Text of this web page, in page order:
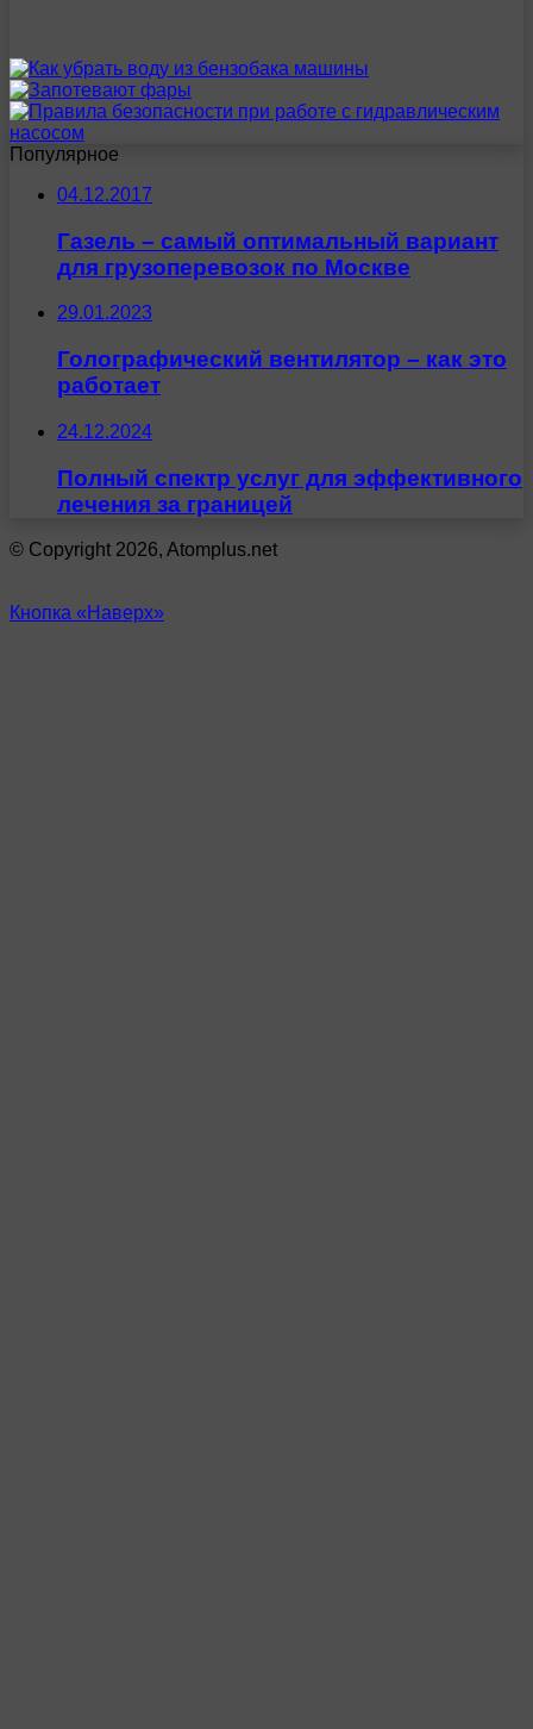
Популярное
04.12.2017
Газель – самый оптимальный вариант
для грузоперевозок по Москве
29.01.2023
Голографический вентилятор – как это
работает
24.12.2024
Полный спектр услуг для эффективного
лечения за границей
© Copyright 2026, Atomplus.net
Кнопка «Наверх»